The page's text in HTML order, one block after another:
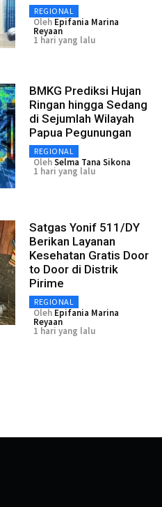
REGIONAL
Oleh Epifania Marina
Reyaan
1 hari yang lalu
BMKG Prediksi Hujan
Ringan hingga Sedang
di Sejumlah Wilayah
Papua Pegunungan
REGIONAL
OlehSelma Tana Sikona
1 hari yang lalu
Satgas Yonif 511/DY
Berikan Layanan
Kesehatan Gratis Door
to Door di Distrik
Pirime
REGIONAL
Oleh Epifania Marina
Reyaan
1 hari yang lalu